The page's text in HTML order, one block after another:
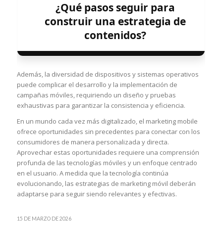
¿Qué pasos seguir para
construir una estrategia de
contenidos?
Además, la diversidad de dispositivos y sistemas operativos
puede complicar el desarrollo y la implementación de
campañas móviles, requiriendo un diseño y pruebas
exhaustivas para garantizar la consistencia y eficiencia.
En un mundo cada vez más digitalizado, el marketing mobile
ofrece oportunidades sin precedentes para conectar con los
consumidores de manera personalizada y directa.
Aprovechar estas oportunidades requiere una comprensión
profunda de las tecnologías móviles y un enfoque centrado
en el usuario. A medida que la tecnología continúa
evolucionando, las estrategias de marketing móvil deberán
adaptarse para seguir siendo relevantes y efectivas.
15 DE MARZO DE 2026